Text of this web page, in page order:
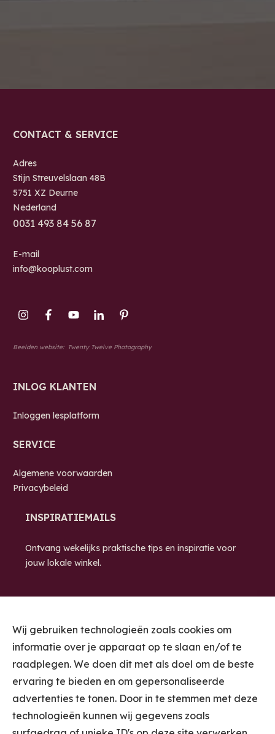
Wij gebruiken technologieën zoals cookies om
informatie over je apparaat op te slaan en/of te
raadplegen. We doen dit met als doel om de beste
ervaring te bieden en om gepersonaliseerde
advertenties te tonen. Door in te stemmen met deze
technologieën kunnen wij gegevens zoals
CONTACT & SERVICE
Adres
Stijn Streuvelslaan 48B
5751 XZ Deurne
Nederland
0031 493 84 56 87
E-mail
info@kooplust.com
Beelden website: Twenty Twelve Photography
INLOG KLANTEN
Inloggen lesplatform
SERVICE
Algemene voorwaarden
Privacybeleid
INSPIRATIEMAILS
Ontvang wekelijks praktische tips en inspiratie voor
jouw lokale winkel.
STUUR ME DE
INSPIRATIEMAILS